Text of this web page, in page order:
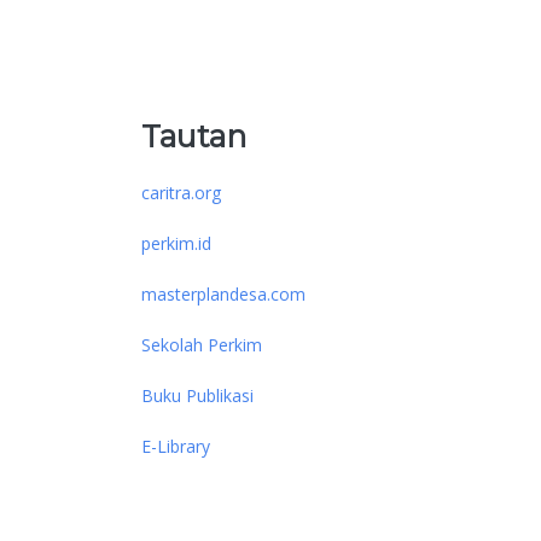
Tautan
caritra.org
perkim.id
masterplandesa.com
Sekolah Perkim
Buku Publikasi
E-Library